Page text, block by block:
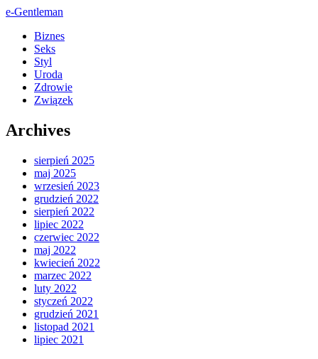
e-Gentleman
Biznes
Seks
Styl
Uroda
Zdrowie
Związek
Archives
sierpień 2025
maj 2025
wrzesień 2023
grudzień 2022
sierpień 2022
lipiec 2022
czerwiec 2022
maj 2022
kwiecień 2022
marzec 2022
luty 2022
styczeń 2022
grudzień 2021
listopad 2021
lipiec 2021